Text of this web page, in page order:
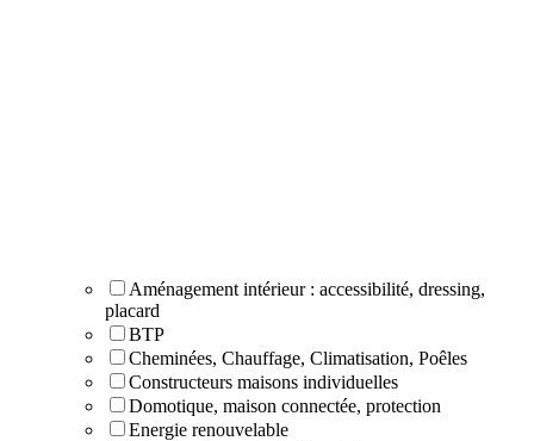
Aménagement intérieur : accessibilité, dressing,
placard
BTP
Cheminées, Chauffage, Climatisation, Poêles
Constructeurs maisons individuelles
Domotique, maison connectée, protection
Energie renouvelable